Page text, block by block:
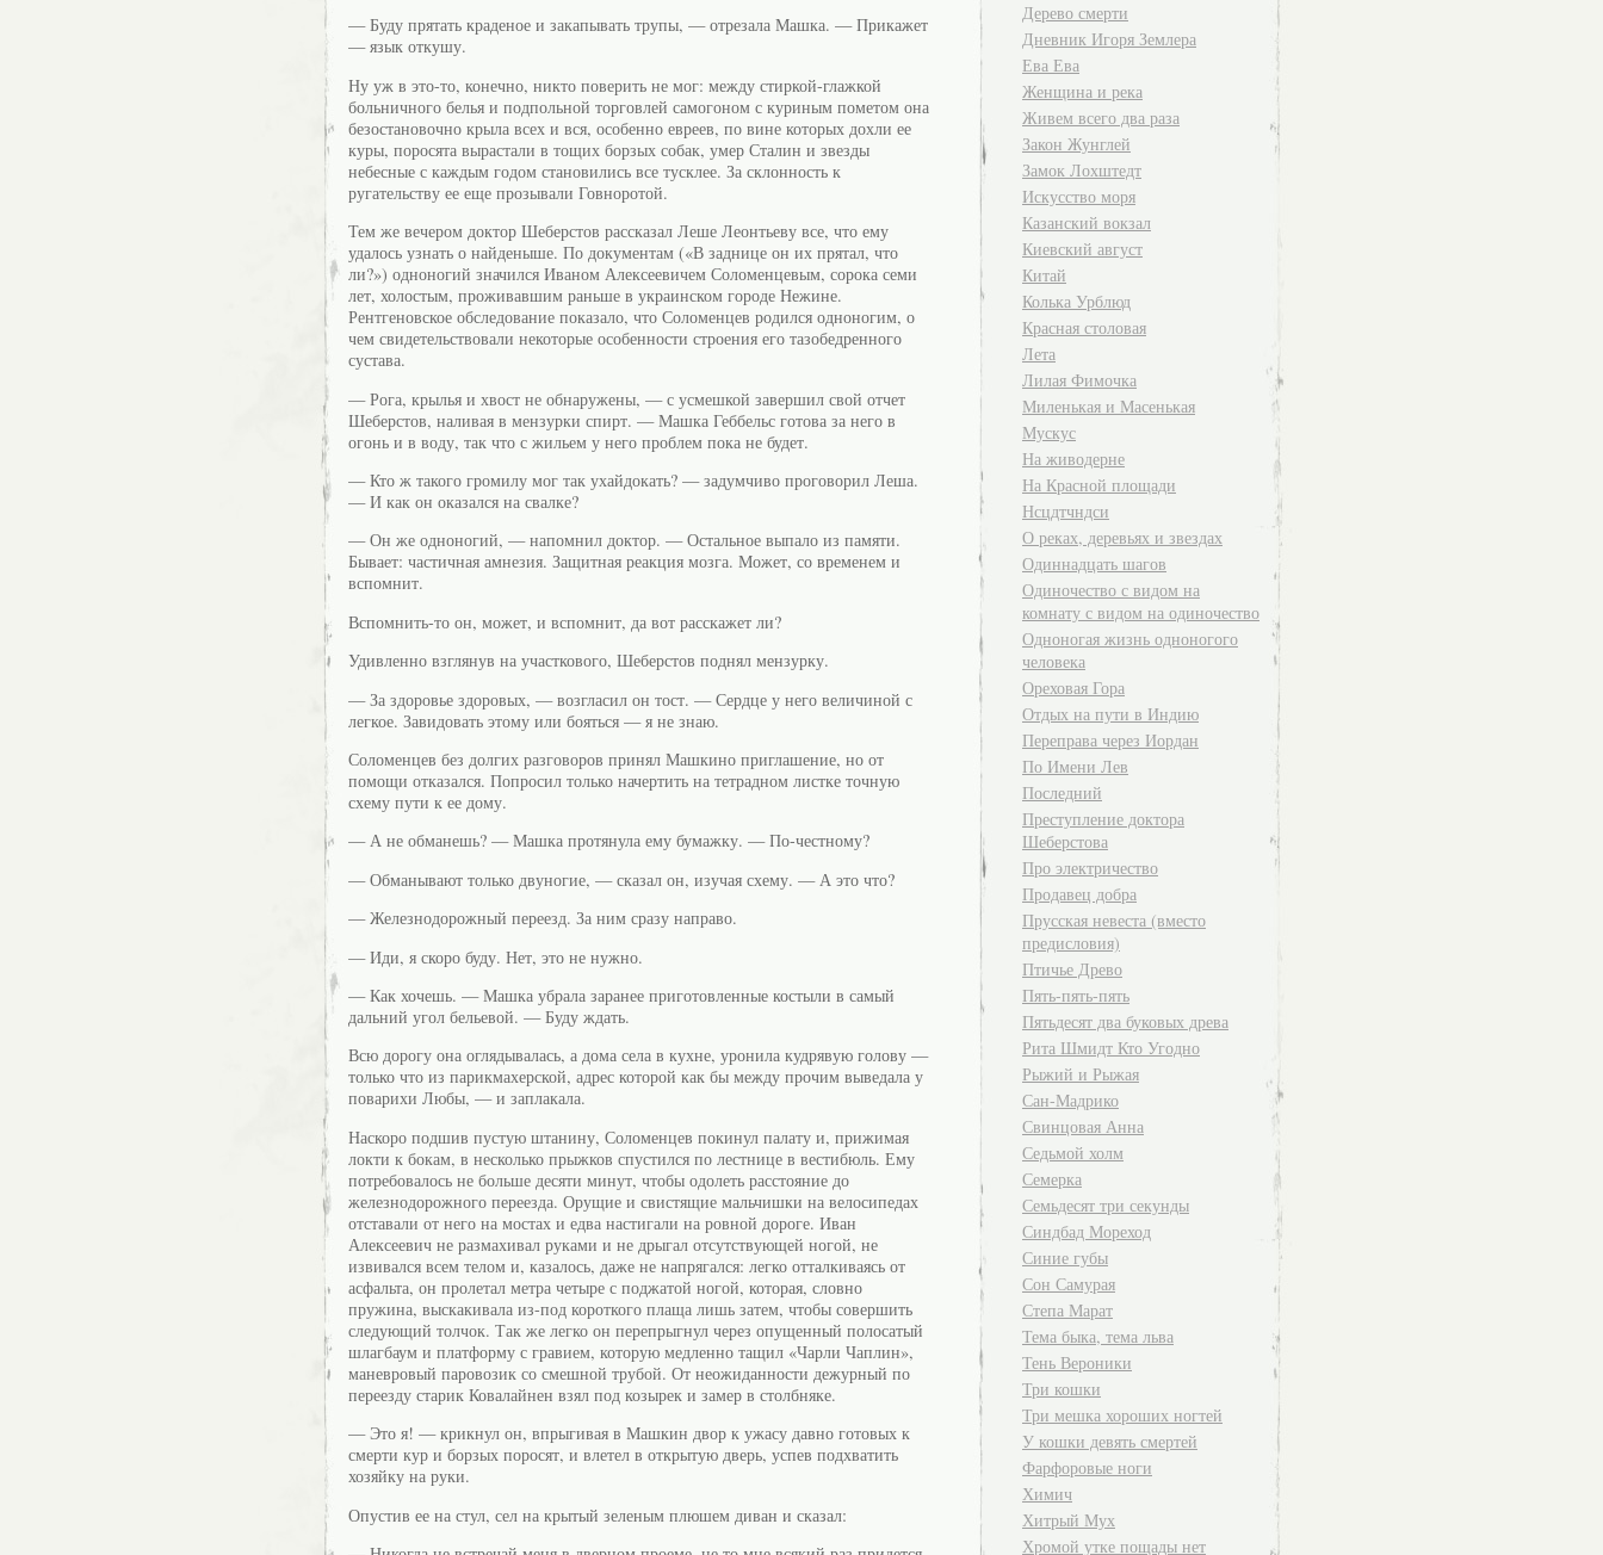
— Буду прятать краденое и закапывать трупы, — отрезала Машка. — Прикажет
— язык откушу.
Ну уж в это-то, конечно, никто поверить не мог: между стиркой-глажкой
больничного белья и подпольной торговлей самогоном с куриным пометом она
безостановочно крыла всех и вся, особенно евреев, по вине которых дохли ее
куры, поросята вырастали в тощих борзых собак, умер Сталин и звезды
небесные с каждым годом становились все тусклее. За склонность к
ругательству ее еще прозывали Говноротой.
Тем же вечером доктор Шеберстов рассказал Леше Леонтьеву все, что ему
удалось узнать о найденыше. По документам («В заднице он их прятал, что
ли?») одноногий значился Иваном Алексеевичем Соломенцевым, сорока семи
лет, холостым, проживавшим раньше в украинском городе Нежине.
Рентгеновское обследование показало, что Соломенцев родился одноногим, о
чем свидетельствовали некоторые особенности строения его тазобедренного
сустава.
— Рога, крылья и хвост не обнаружены, — с усмешкой завершил свой отчет
Шеберстов, наливая в мензурки спирт. — Машка Геббельс готова за него в
огонь и в воду, так что с жильем у него проблем пока не будет.
— Кто ж такого громилу мог так ухайдокать? — задумчиво проговорил Леша.
— И как он оказался на свалке?
— Он же одноногий, — напомнил доктор. — Остальное выпало из памяти.
Бывает: частичная амнезия. Защитная реакция мозга. Может, со временем и
вспомнит.
Вспомнить-то он, может, и вспомнит, да вот расскажет ли?
Удивленно взглянув на участкового, Шеберстов поднял мензурку.
— За здоровье здоровых, — возгласил он тост. — Сердце у него величиной с
легкое. Завидовать этому или бояться — я не знаю.
Соломенцев без долгих разговоров принял Машкино приглашение, но от
помощи отказался. Попросил только начертить на тетрадном листке точную
схему пути к ее дому.
— А не обманешь? — Машка протянула ему бумажку. — По-честному?
— Обманывают только двуногие, — сказал он, изучая схему. — А это что?
— Железнодорожный переезд. За ним сразу направо.
— Иди, я скоро буду. Нет, это не нужно.
— Как хочешь. — Машка убрала заранее приготовленные костыли в самый
дальний угол бельевой. — Буду ждать.
Всю дорогу она оглядывалась, а дома села в кухне, уронила кудрявую голову —
только что из парикмахерской, адрес которой как бы между прочим выведала у
поварихи Любы, — и заплакала.
Наскоро подшив пустую штанину, Соломенцев покинул палату и, прижимая
локти к бокам, в несколько прыжков спустился по лестнице в вестибюль. Ему
потребовалось не больше десяти минут, чтобы одолеть расстояние до
железнодорожного переезда. Орущие и свистящие мальчишки на велосипедах
отставали от него на мостах и едва настигали на ровной дороге. Иван
Алексеевич не размахивал руками и не дрыгал отсутствующей ногой, не
извивался всем телом и, казалось, даже не напрягался: легко отталкиваясь от
асфальта, он пролетал метра четыре с поджатой ногой, которая, словно
пружина, выскакивала из-под короткого плаща лишь затем, чтобы совершить
следующий толчок. Так же легко он перепрыгнул через опущенный полосатый
шлагбаум и платформу с гравием, которую медленно тащил «Чарли Чаплин»,
маневровый паровозик со смешной трубой. От неожиданности дежурный по
переезду старик Ковалайнен взял под козырек и замер в столбняке.
— Это я! — крикнул он, впрыгивая в Машкин двор к ужасу давно готовых к
смерти кур и борзых поросят, и влетел в открытую дверь, успев подхватить
хозяйку на руки.
Опустив ее на стул, сел на крытый зеленым плюшем диван и сказал:
Дерево смерти
Дневник Игоря Землера
Ева Ева
Женщина и река
Живем всего два раза
Закон Жунглей
Замок Лохштедт
Искусство моря
Казанский вокзал
Киевский август
Китай
Колька Урблюд
Красная столовая
Лета
Лилая Фимочка
Миленькая и Масенькая
Мускус
На живодерне
На Красной площади
Нсцдтчндси
О реках, деревьях и звездах
Одиннадцать шагов
Одиночество с видом на
комнату с видом на одиночество
Одноногая жизнь одноногого
человека
Ореховая Гора
Отдых на пути в Индию
Переправа через Иордан
По Имени Лев
Последний
Преступление доктора
Шеберстова
Про электричество
Продавец добра
Прусская невеста (вместо
предисловия)
Птичье Древо
Пять-пять-пять
Пятьдесят два буковых древа
Рита Шмидт Кто Угодно
Рыжий и Рыжая
Сан-Мадрико
Свинцовая Анна
Седьмой холм
Семерка
Семьдесят три секунды
Синдбад Мореход
Синие губы
Сон Самурая
Степа Марат
Тема быка, тема льва
Тень Вероники
Три кошки
Три мешка хороших ногтей
У кошки девять смертей
Фарфоровые ноги
Химич
Хитрый Мух
Хромой утке пощады нет